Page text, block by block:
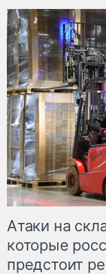
Атаки на
которые
предстоит